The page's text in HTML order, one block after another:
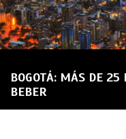
BOGOTÁ: MÁS DE 25
BEBER